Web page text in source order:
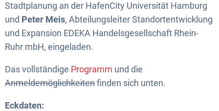
Stadtplanung an der HafenCity Universität Hamburg
und Peter Meis, Abteilungsleiter Standortentwicklung
und Expansion EDEKA Handelsgesellschaft Rhein-
Ruhr mbH, eingeladen.
Das vollständige Programm und die
Anmeldemöglichkeitenfinden sich unten.
Eckdaten: